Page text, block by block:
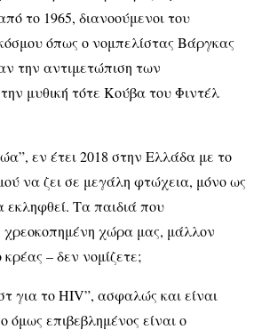
το 1965, διανοούμενοι του
όπως ο νομπελίστας Βάργκας
την αντιμετώπιση των
μυθική τότε Κούβα του Φιντέλ
εν έτει 2018 στην Ελλάδα με το
να ζει σε μεγάλη φτώχεια, μόνο ως
εκληφθεί. Τα παιδιά που
χώρα μας, μάλλον
– δεν νομίζετε;
για το HIV”, ασφαλώς και είναι
επιβεβλημένος είναι ο